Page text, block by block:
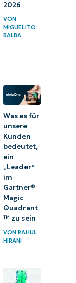
2026
VON
MIGUELITO
BALBA
Was es für
unsere
Kunden
bedeutet,
ein
„Leader“
im
Gartner®
Magic
Quadrant
™ zu sein
VON RAHUL
HIRANI